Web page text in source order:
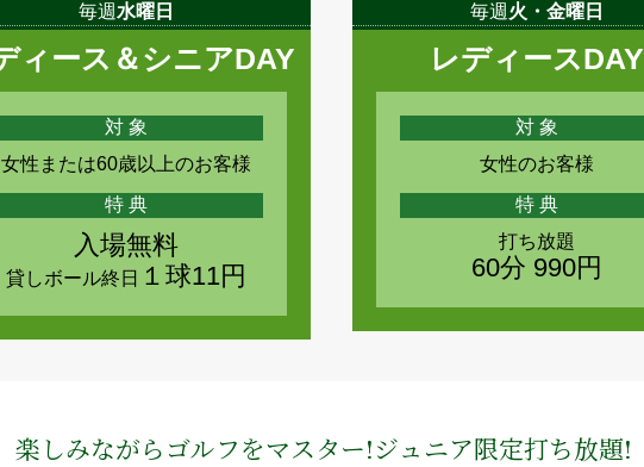
毎週 水曜日
ィース＆シニアDAY
対 象
女性または60歳以上のお客様
特 典
入場無料
貸しボール終日 １球11円
毎週 火・金曜日
レディースDAY
対 象
女性のお客様
特 典
打ち放題
60分 990円
楽しみながらゴルフをマスター!ジュニア限定打ち放題!